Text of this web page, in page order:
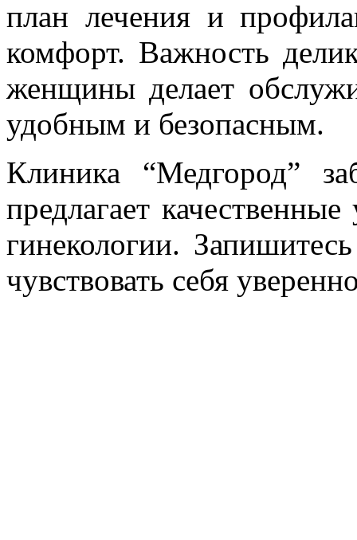
план лечения и
комфорт. Важность
женщины делает
удобным и безопасным.
Клиника “Медгород”
предлагает
гинекологии.
чувствовать себя